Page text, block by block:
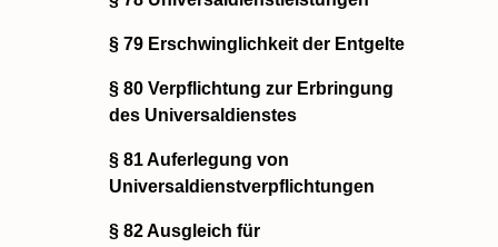
§ 79 Erschwinglichkeit der Entgelte
§ 80 Verpflichtung zur Erbringung
des Universaldienstes
§ 81 Auferlegung von
Universaldienstverpflichtungen
§ 82 Ausgleich für